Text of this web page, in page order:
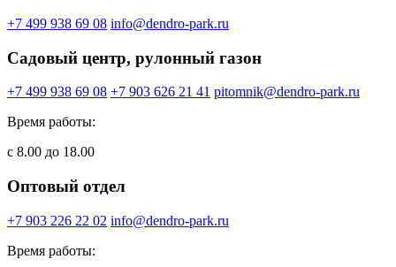
+7 499 938 69 08 info@dendro-park.ru
Садовый центр, рулонный газон
+7 499 938 69 08 +7 903 626 21 41 pitomnik@dendro-park.ru
Время работы:
с 8.00 до 18.00
Оптовый отдел
+7 903 226 22 02 info@dendro-park.ru
Время работы: